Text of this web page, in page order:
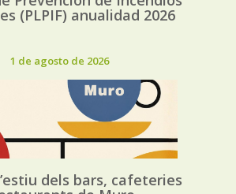
(PLPIF) anualidad 2026
1 de agosto de 2026
dels bars, cafeteries